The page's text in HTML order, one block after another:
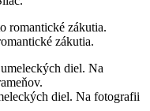
zákutia.
diel. Na fotografii